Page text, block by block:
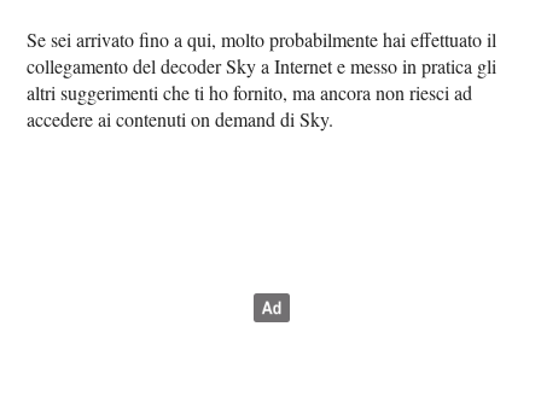
Se sei arrivato fino a qui, molto probabilmente hai effettuato il
collegamento del decoder Sky a Internet e messo in pratica gli
altri suggerimenti che ti ho fornito, ma ancora non riesci ad
accedere ai contenuti on demand di Sky.